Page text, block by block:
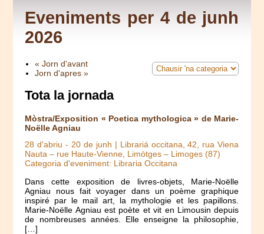
Eveniments per 4 de junh
2026
« Jorn d'avant
Jorn d'apres »
Tota la jornada
Mòstra/Exposition « Poetica mythologica » de Marie-
Noëlle Agniau
28 d'abriu -20 de junh | Librariá occitana, 42, rua Viena
Nauta – rue Haute-Vienne, Limòtges – Limoges (87)
Categoria d'eveniment: Libraria Occitana
Dans cette exposition de livres-objets, Marie-Noëlle
Agniau nous fait voyager dans un poème graphique
inspiré par le mail art, la mythologie et les papillons.
Marie-Noëlle Agniau est poète et vit en Limousin depuis
de nombreuses années. Elle enseigne la philosophie,
[…]